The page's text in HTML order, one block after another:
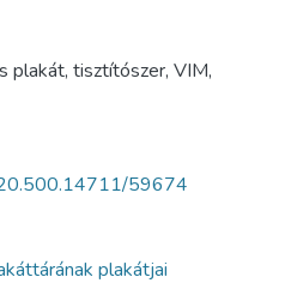
plakát, tisztítószer, VIM,
59674
plakátjai